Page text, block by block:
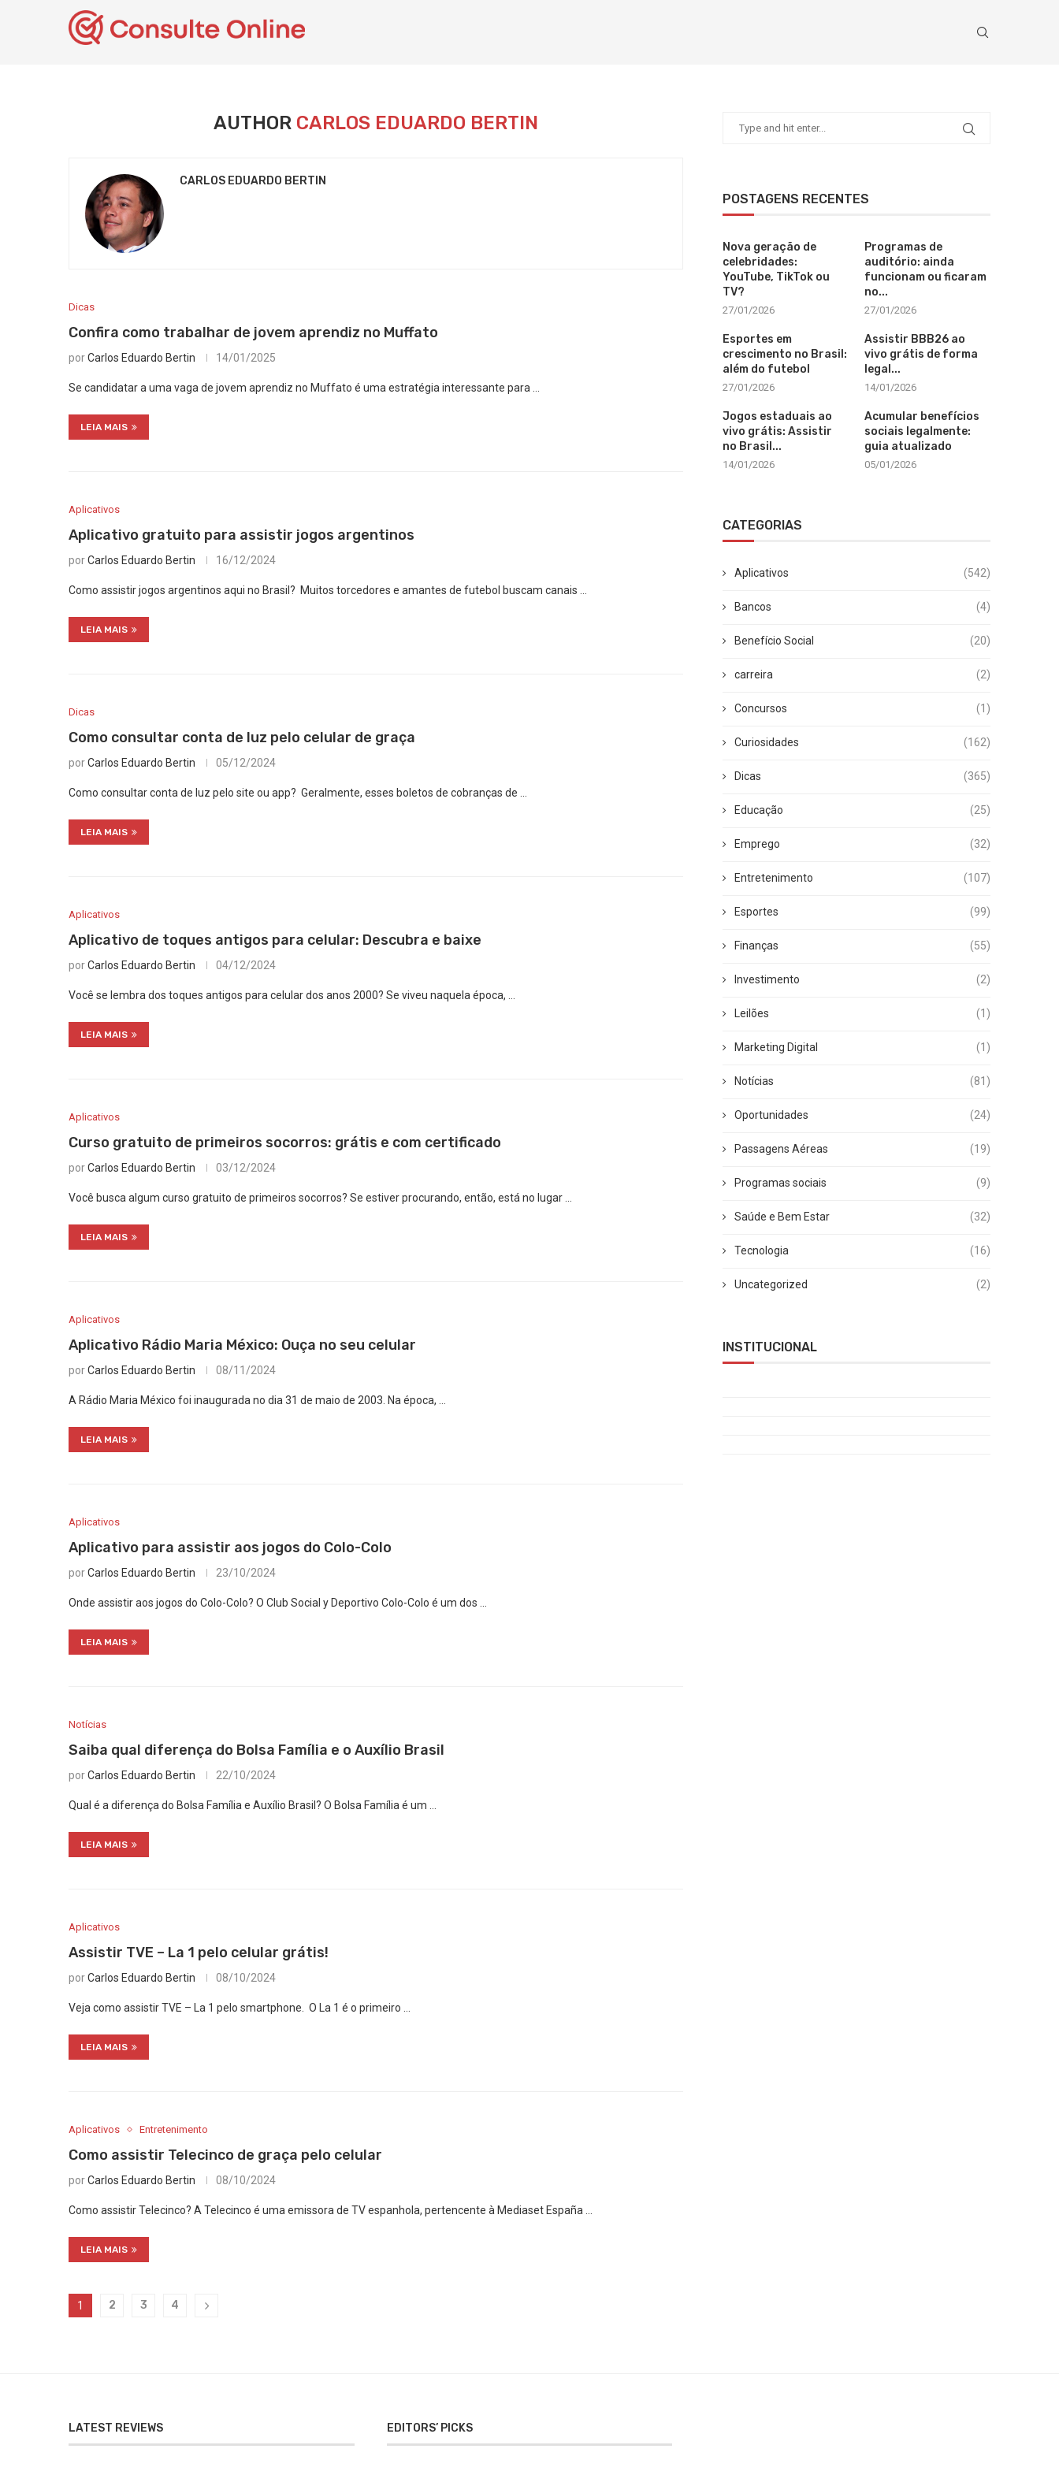
AUTHOR CARLOS EDUARDO BERTIN
CARLOS EDUARDO BERTIN
Dicas
Confira como trabalhar de jovem aprendiz no Muffato
porCarlos Eduardo Bertin 14/01/2025
Se candidatar a uma vaga de jovem aprendiz no Muffato é uma estratégia interessante para …
LEIA MAIS
Aplicativos
Aplicativo gratuito para assistir jogos argentinos
porCarlos Eduardo Bertin 16/12/2024
Como assistir jogos argentinos aqui no Brasil? Muitos torcedores e amantes de futebol buscam canais …
LEIA MAIS
Dicas
Como consultar conta de luz pelo celular de graça
porCarlos Eduardo Bertin 05/12/2024
Como consultar conta de luz pelo site ou app? Geralmente, esses boletos de cobranças de …
LEIA MAIS
Aplicativos
Aplicativo de toques antigos para celular: Descubra e baixe
porCarlos Eduardo Bertin 04/12/2024
Você se lembra dos toques antigos para celular dos anos 2000? Se viveu naquela época, …
LEIA MAIS
Aplicativos
Curso gratuito de primeiros socorros: grátis e com certificado
porCarlos Eduardo Bertin 03/12/2024
Você busca algum curso gratuito de primeiros socorros? Se estiver procurando, então, está no lugar …
LEIA MAIS
Aplicativos
Aplicativo Rádio Maria México: Ouça no seu celular
porCarlos Eduardo Bertin 08/11/2024
A Rádio Maria México foi inaugurada no dia 31 de maio de 2003. Na época, …
LEIA MAIS
Aplicativos
Aplicativo para assistir aos jogos do Colo-Colo
porCarlos Eduardo Bertin 23/10/2024
Onde assistir aos jogos do Colo-Colo? O Club Social y Deportivo Colo-Colo é um dos …
LEIA MAIS
Notícias
Saiba qual diferença do Bolsa Família e o Auxílio Brasil
porCarlos Eduardo Bertin 22/10/2024
Qual é a diferença do Bolsa Família e Auxílio Brasil? O Bolsa Família é um …
LEIA MAIS
Aplicativos
Assistir TVE – La 1 pelo celular grátis!
porCarlos Eduardo Bertin 08/10/2024
Veja como assistir TVE – La 1 pelo smartphone. O La 1 é o primeiro …
LEIA MAIS
Aplicativos Entretenimento
Como assistir Telecinco de graça pelo celular
porCarlos Eduardo Bertin 08/10/2024
Como assistir Telecinco? A Telecinco é uma emissora de TV espanhola, pertencente à Mediaset España …
LEIA MAIS
1 2 3 4
POSTAGENS RECENTES
Nova geração de
celebridades:
YouTube, TikTok ou
TV?
27/01/2026
Programas de
auditório: ainda
funcionam ou ficaram
no...
27/01/2026
Esportes em
crescimento no Brasil:
além do futebol
27/01/2026
Assistir BBB26 ao
vivo grátis de forma
legal...
14/01/2026
Jogos estaduais ao
vivo grátis: Assistir
no Brasil...
14/01/2026
Acumular benefícios
sociais legalmente:
guia atualizado
05/01/2026
CATEGORIAS
Aplicativos (542)
Bancos (4)
Benefício Social (20)
carreira (2)
Concursos (1)
Curiosidades (162)
Dicas (365)
Educação (25)
Emprego (32)
Entretenimento (107)
Esportes (99)
Finanças (55)
Investimento (2)
Leilões (1)
Marketing Digital (1)
Notícias (81)
Oportunidades (24)
Passagens Aéreas (19)
Programas sociais (9)
Saúde e Bem Estar (32)
Tecnologia (16)
Uncategorized (2)
INSTITUCIONAL
LATEST REVIEWS EDITORS’ PICKS